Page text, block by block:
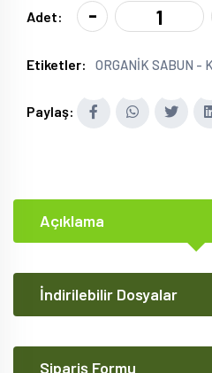
Adet: -
Etiketler: ORGANİK SABUN -
Paylaş:
Açıklama
İndirilebilir Dosyalar
Sipariş Formu